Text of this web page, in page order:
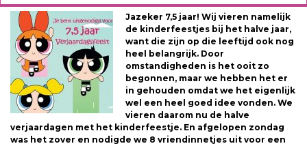
Jazeker 7,5 jaar! Wij vieren namelijk
de kinderfeestjes bij het halve jaar,
want die zijn op die leeftijd ook nog
heel belangrijk. Door
omstandigheden is het ooit zo
begonnen, maar we hebben het er
in gehouden omdat we het eigenlijk
wel een heel goed idee vonden. We
vieren daarom nu de halve
verjaardagen met het kinderfeestje. En afgelopen zondag
was het zover en nodigde we 8 vriendinnetjes uit voor een